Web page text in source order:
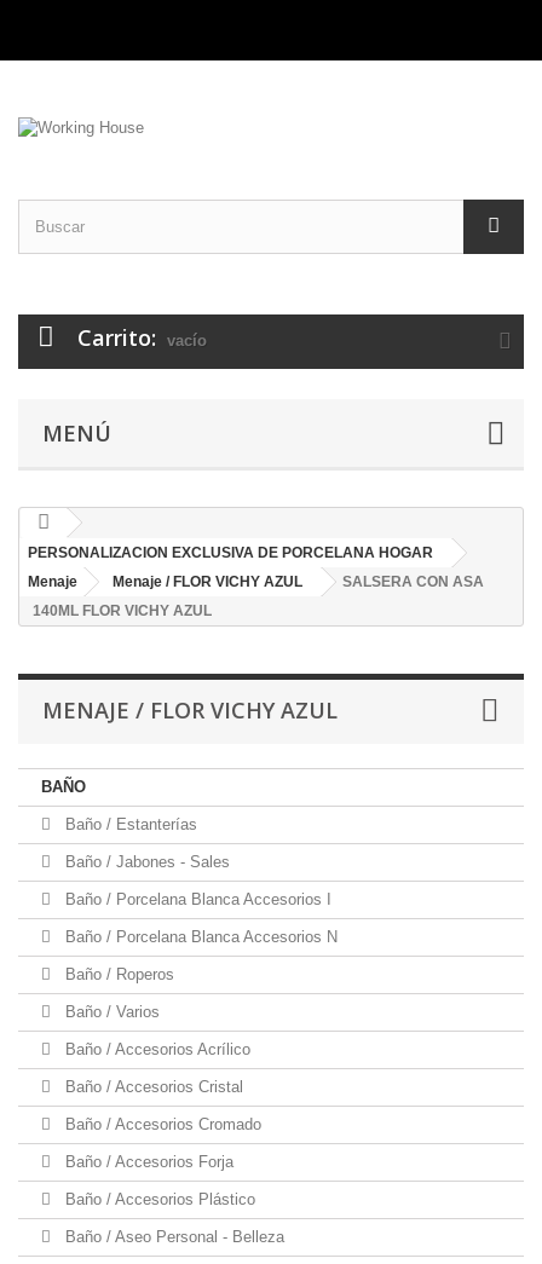
Carrito: vacío
MENÚ
PERSONALIZACION EXCLUSIVA DE PORCELANA HOGAR
Menaje
Menaje / FLOR VICHY AZUL
SALSERA CON ASA
140ML FLOR VICHY AZUL
MENAJE / FLOR VICHY AZUL
BAÑO
Baño / Estanterías
Baño / Jabones - Sales
Baño / Porcelana Blanca Accesorios I
Baño / Porcelana Blanca Accesorios N
Baño / Roperos
Baño / Varios
Baño / Accesorios Acrílico
Baño / Accesorios Cristal
Baño / Accesorios Cromado
Baño / Accesorios Forja
Baño / Accesorios Plástico
Baño / Aseo Personal - Belleza